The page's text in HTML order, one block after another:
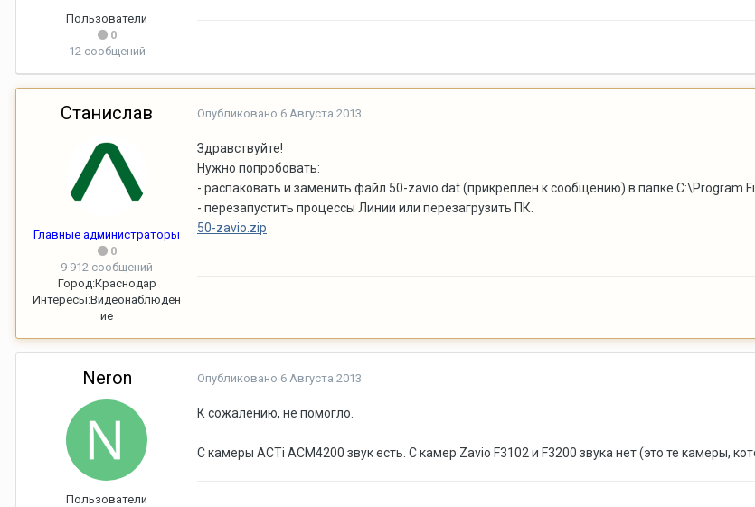
Пользователи
0
12 сообщений
Станислав
Главные администраторы
0
9 912 сообщений
Город:Краснодар
Интересы:Видеонаблюден
ие
Опубликовано 6 Августа 2013
Здравствуйте!
Нужно попробовать:
- распаковать и заменить файл 50-zavio.dat(прикреплён к сообщению) в папке C:\Program
- перезапустить процессы Линии или перезагрузить ПК.
50-zavio.zip
Neron
Пользователи
Опубликовано 6 Августа 2013
К сожалению, не помогло.
С камеры ACTi ACM4200 звук есть. С камер Zavio F3102 и F3200 звука нет (это те камеры,